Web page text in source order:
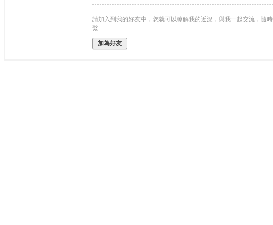
請加入到我的好友中，您就可以瞭解我的近況，與我一起交流，隨
繫
加為好友